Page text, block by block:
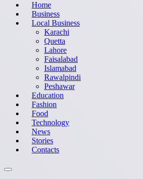
Home
Business
Local Business
Karachi
Quetta
Lahore
Faisalabad
Islamabad
Rawalpindi
Peshawar
Education
Fashion
Food
Technology
News
Stories
Contacts